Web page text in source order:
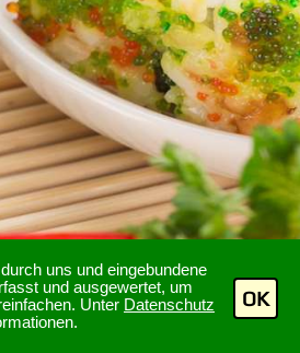
uns und eingebundene
und ausgewertet, um
Unter Datenschutz
OK